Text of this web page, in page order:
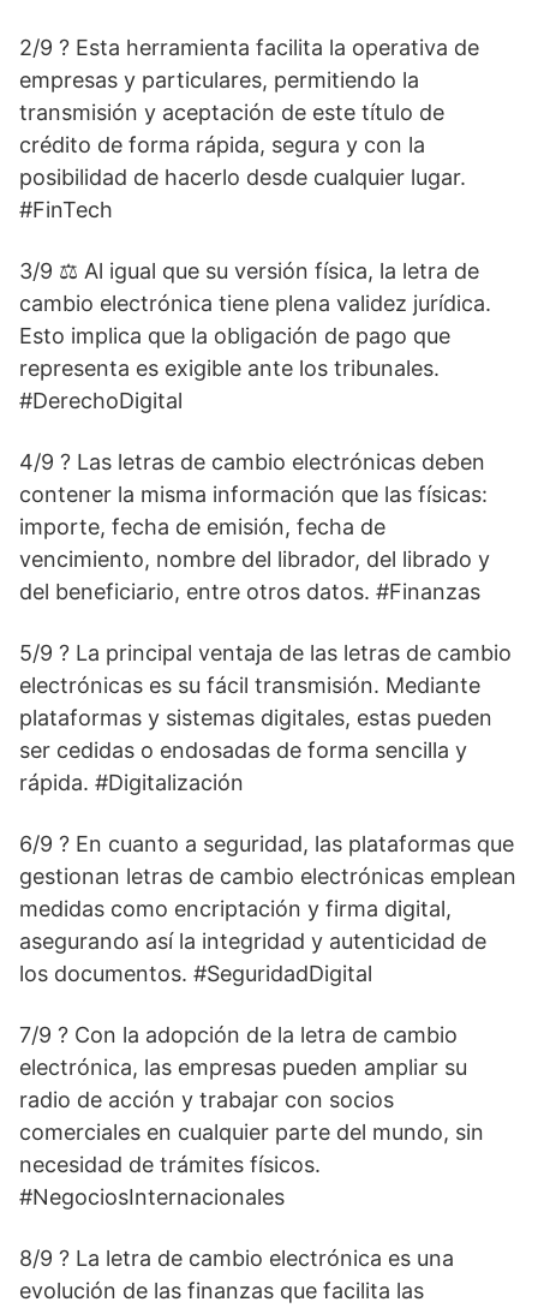
2/9 ? Esta herramienta facilita la operativa de
empresas y particulares, permitiendo la
transmisión y aceptación de este título de
crédito de forma rápida, segura y con la
posibilidad de hacerlo desde cualquier lugar.
#FinTech
3/9 ⚖️ Al igual que su versión física, la letra de
cambio electrónica tiene plena validez jurídica.
Esto implica que la obligación de pago que
representa es exigible ante los tribunales.
#DerechoDigital
4/9 ?️ Las letras de cambio electrónicas deben
contener la misma información que las físicas:
importe, fecha de emisión, fecha de
vencimiento, nombre del librador, del librado y
del beneficiario, entre otros datos. #Finanzas
5/9 ? La principal ventaja de las letras de cambio
electrónicas es su fácil transmisión. Mediante
plataformas y sistemas digitales, estas pueden
ser cedidas o endosadas de forma sencilla y
rápida. #Digitalización
6/9 ? En cuanto a seguridad, las plataformas que
gestionan letras de cambio electrónicas emplean
medidas como encriptación y firma digital,
asegurando así la integridad y autenticidad de
los documentos. #SeguridadDigital
7/9 ? Con la adopción de la letra de cambio
electrónica, las empresas pueden ampliar su
radio de acción y trabajar con socios
comerciales en cualquier parte del mundo, sin
necesidad de trámites físicos.
#NegociosInternacionales
8/9 ? La letra de cambio electrónica es una
evolución de las finanzas que facilita las